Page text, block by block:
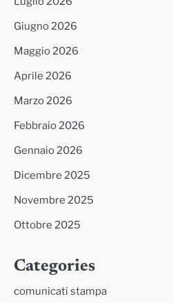
Giugno 2026
Maggio 2026
Aprile 2026
Marzo 2026
Febbraio 2026
Gennaio 2026
Dicembre 2025
Novembre 2025
Ottobre 2025
Categories
comunicati stampa